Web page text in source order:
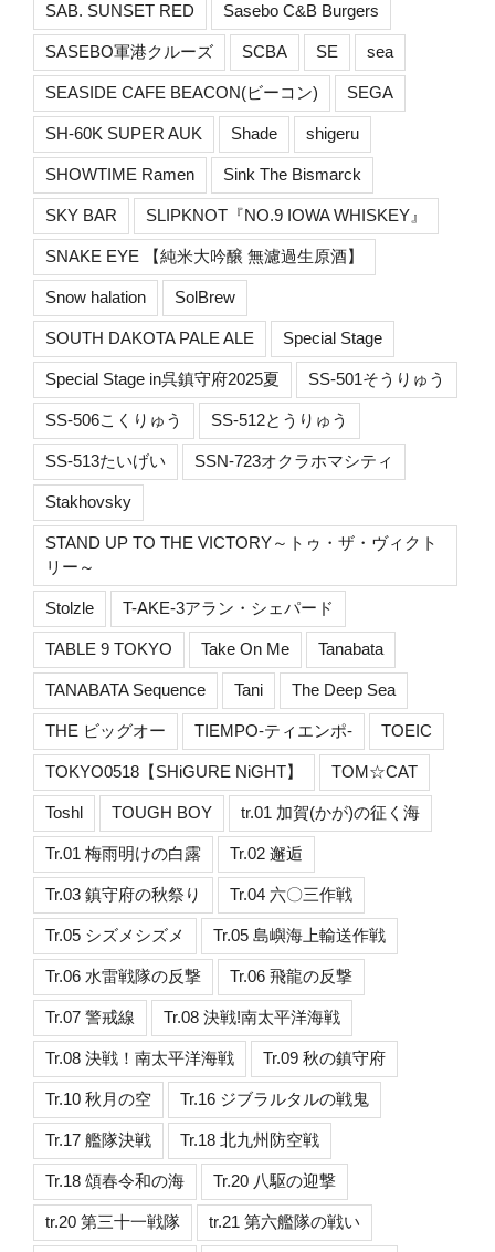
SAB. SUNSET RED Sasebo C&B Burgers
SASEBO軍港クルーズ SCBA SE sea
SEASIDE CAFE BEACON(ビーコン) SEGA
SH-60K SUPER AUK Shade shigeru
SHOWTIME Ramen Sink The Bismarck
SKY BAR SLIPKNOT『NO.9 IOWA WHISKEY』
SNAKE EYE 【純米大吟醸 無濾過生原酒】
Snow halation SolBrew
SOUTH DAKOTA PALE ALE Special Stage
Special Stage in呉鎮守府2025夏 SS-501そうりゅう
SS-506こくりゅう SS-512とうりゅう
SS-513たいげい SSN-723オクラホマシティ
Stakhovsky
STAND UP TO THE VICTORY～トゥ・ザ・ヴィクト
リー～
Stolzle T-AKE-3アラン・シェパード
TABLE 9 TOKYO Take On Me Tanabata
TANABATA Sequence Tani The Deep Sea
THE ビッグオー TIEMPO-ティエンポ- TOEIC
TOKYO0518【SHiGURE NiGHT】 TOM☆CAT
Toshl TOUGH BOY tr.01 加賀(かが)の征く海
Tr.01 梅雨明けの白露 Tr.02 邂逅
Tr.03 鎮守府の秋祭り Tr.04 六〇三作戦
Tr.05 シズメシズメ Tr.05 島嶼海上輸送作戦
Tr.06 水雷戦隊の反撃 Tr.06 飛龍の反撃
Tr.07 警戒線 Tr.08 決戦!南太平洋海戦
Tr.08 決戦！南太平洋海戦 Tr.09 秋の鎮守府
Tr.10 秋月の空 Tr.16 ジブラルタルの戦鬼
Tr.17 艦隊決戦 Tr.18 北九州防空戦
Tr.18 頌春令和の海 Tr.20 八駆の迎撃
tr.20 第三十一戦隊 tr.21 第六艦隊の戦い